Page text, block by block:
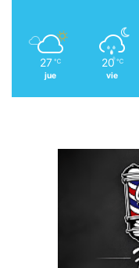
27 ℃
jue
20 ℃
vie